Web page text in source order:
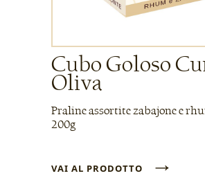
Cubo Goloso
Oliva
Praline assortite zabajone e
200g
VAI AL PRODOTTO →